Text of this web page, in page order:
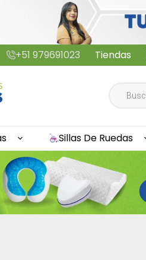
+51 979691023 Tiendas
Sillas De Ruedas